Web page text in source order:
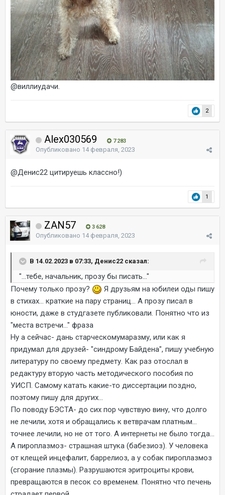
@виллиудачи.
2
Alex030569 7 283
Опубликовано 14 февраля, 2023
@Денис22 цитируешь классно!)
1
ZAN57 3 628
Опубликовано 14 февраля, 2023
В 14.02.2023 в 07:33, Денис22 сказал:
"...тебе, начальник, прозу бы писать..."
Почему только прозу?
Я друзьям на юбилеи оды пишу
в стихах... краткие на пару страниц... А прозу писал в
юности, даже в студгазете публиковали. Понятно что из
"места встречи..." фраза
Ну а сейчас- дань старческомумаразму, или как я
придумал для друзей- "синдрому Байдена", пишу учебную
литературу по своему предмету. Как раз отослал в
редактуру вторую часть методического пособия по
УИСП. Самому катать какие-то диссертации поздно,
поэтому пишу для других...
По поводу БЭСТА- до сих пор чувствую вину, что долго
не лечили, хотя и обращались к ветврачам платным...
точнее лечили, но не от того. А интернеты не было тогда...
А пироплазмоз- страшная штука (бабезиоз). У человека
от клещей инцефалит, баррелиоз, а у собак пироплазмоз
(сгорание плазмы). Разрушаются эритроциты крови,
превращаются в песок со временем. Понятно что печень